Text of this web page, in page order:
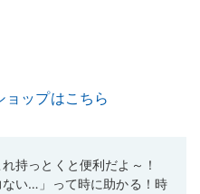
ョップはこちら
持っとくと便利だよ～！
ない…」って時に助かる！時